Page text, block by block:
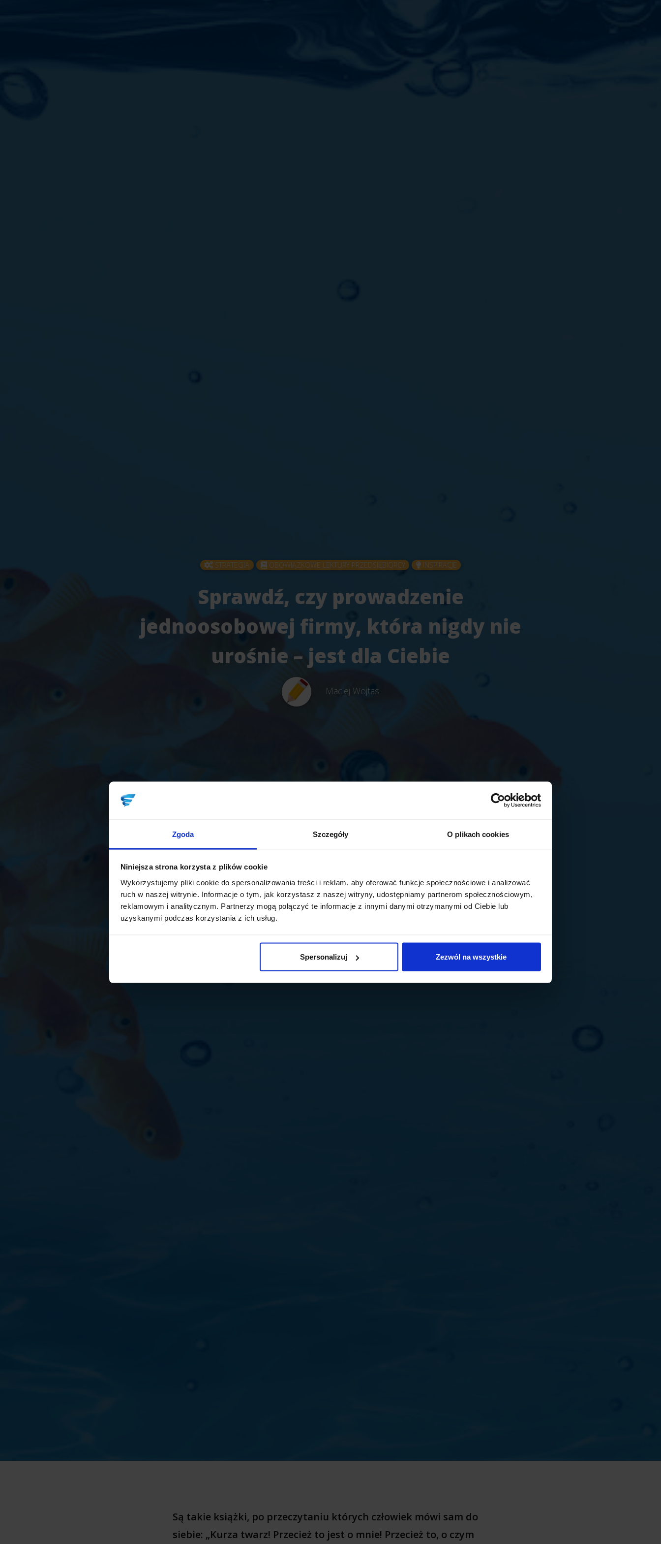
Zgoda Szczegóły O plikach cookies
Niniejsza strona korzysta z plików cookie
Wykorzystujemy pliki cookie do spersonalizowania treści i reklam, aby oferować funkcje społecznościowe i analizować
ruch w naszej witrynie. Informacje o tym, jak korzystasz z naszej witryny, udostępniamy partnerom społecznościowym,
reklamowym i analitycznym. Partnerzy mogą połączyć te informacje z innymi danymi otrzymanymi od Ciebie lub
uzyskanymi podczas korzystania z ich usług.
Spersonalizuj Zezwól na wszystkie
STRATEGIA OBOWIĄZKOWE LEKTURY PRZEDSIĘBIORCY INSPIRACJE
Sprawdź, czy prowadzenie
jednoosobowej firmy, która nigdy nie
urośnie – jest dla Ciebie
Maciej Wojtas
Są takie książki, po przeczytaniu których człowiek mówi sam do
siebie: „Kurza twarz! Przecież to jest o mnie! Przecież to, o czym